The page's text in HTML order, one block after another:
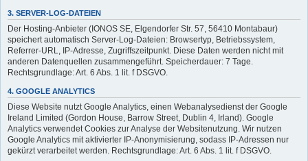
3. SERVER-LOG-DATEIEN
Der Hosting-Anbieter (IONOS SE, Elgendorfer Str. 57, 56410 Montabaur)
speichert automatisch Server-Log-Dateien: Browsertyp, Betriebssystem,
Referrer-URL, IP-Adresse, Zugriffszeitpunkt. Diese Daten werden nicht mit
anderen Datenquellen zusammengeführt. Speicherdauer: 7 Tage.
Rechtsgrundlage: Art. 6 Abs. 1 lit. f DSGVO.
4. GOOGLE ANALYTICS
Diese Website nutzt Google Analytics, einen Webanalysedienst der Google
Ireland Limited (Gordon House, Barrow Street, Dublin 4, Irland). Google
Analytics verwendet Cookies zur Analyse der Websitenutzung. Wir nutzen
Google Analytics mit aktivierter IP-Anonymisierung, sodass IP-Adressen nur
gekürzt verarbeitet werden. Rechtsgrundlage: Art. 6 Abs. 1 lit. f DSGVO.